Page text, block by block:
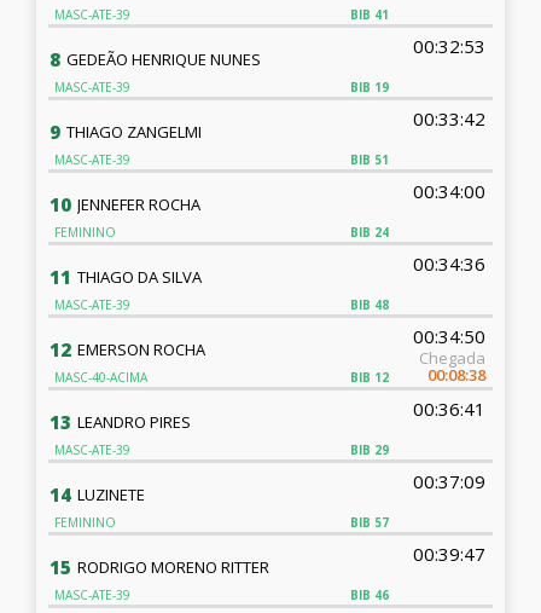
BIB 41
MASC-ATE-39
8
BIB 19
GEDEÃO HENRIQUE NUNES
00:32:53
MASC-ATE-39
9
BIB 51
THIAGO ZANGELMI
00:33:42
MASC-ATE-39
10
BIB 24
JENNEFER ROCHA
00:34:00
FEMININO
11
BIB 48
THIAGO DA SILVA
00:34:36
MASC-ATE-39
12
BIB 12
EMERSON ROCHA
00:34:50
Chegada
00:08:38
MASC-40-ACIMA
13
BIB 29
LEANDRO PIRES
00:36:41
MASC-ATE-39
14
BIB 57
LUZINETE
00:37:09
FEMININO
15
BIB 46
RODRIGO MORENO RITTER
00:39:47
MASC-ATE-39